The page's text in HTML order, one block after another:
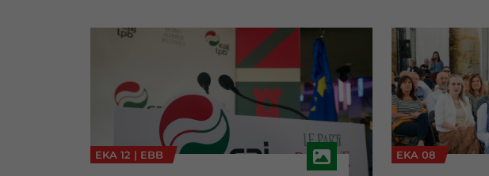
EKA 12 | EBB EKA 08